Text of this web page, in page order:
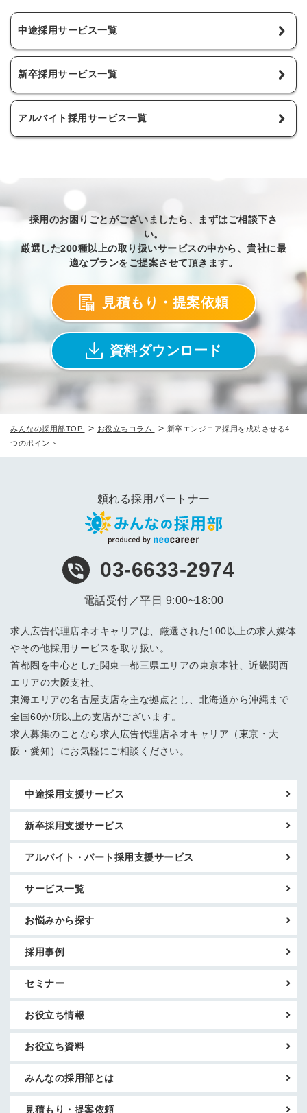
中途採用サービス一覧
新卒採用サービス一覧
アルバイト採用サービス一覧
採用のお困りごとがございましたら、まずはご相談下さ
い。
厳選した200種以上の取り扱いサービスの中から、貴社に最
適なプランをご提案させて頂きます。
見積もり・提案依頼
資料ダウンロード
みんなの採用部TOP > お役立ちコラム > 新卒エンジニア採用を成功させる4
つのポイント
頼れる採用パートナー
03-6633-2974
電話受付／平日 9:00~18:00
求人広告代理店ネオキャリアは、厳選された100以上の求人媒体
やその他採用サービスを取り扱い。
首都圏を中心とした関東一都三県エリアの東京本社、近畿関西
エリアの大阪支社、
東海エリアの名古屋支店を主な拠点とし、北海道から沖縄まで
全国60か所以上の支店がございます。
求人募集のことなら求人広告代理店ネオキャリア（東京・大
阪・愛知）にお気軽にご相談ください。
中途採用支援サービス
新卒採用支援サービス
アルバイト・パート採用支援サービス
サービス一覧
お悩みから探す
採用事例
セミナー
お役立ち情報
お役立ち資料
みんなの採用部とは
見積もり・提案依頼